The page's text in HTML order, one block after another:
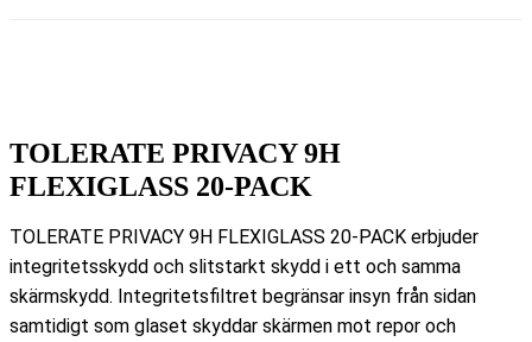
TOLERATE PRIVACY 9H
FLEXIGLASS 20-PACK
TOLERATE PRIVACY 9H FLEXIGLASS 20-PACK erbjuder
integritetsskydd och slitstarkt skydd i ett och samma
skärmskydd. Integritetsfiltret begränsar insyn från sidan
samtidigt som glaset skyddar skärmen mot repor och